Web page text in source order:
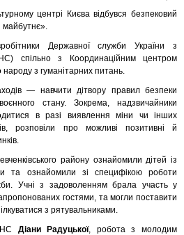
центрі Києва відбувся безпековий
майбутнє».
Державної служби України з
спільно з Координаційним центром
народу з гуманітарних питань.
— навчити дітвору правил безпеки
стану. Зокрема, надзвичайники
в разі виявлення міни чи інших
розповіли про можливі позитивні й
району ознайомили дітей із
та ознайомили зі специфікою роботи
Учні з задоволенням брала участь у
гостями, та могли поставити
з рятувальниками.
Діани Радуцької, робота з молодим